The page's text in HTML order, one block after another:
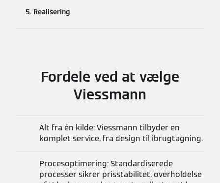
5. Realisering
Fordele ved at vælge
Viessmann
Alt fra én kilde: Viessmann tilbyder en
komplet service, fra design til ibrugtagning.
Procesoptimering: Standardiserede
processer sikrer prisstabilitet, overholdelse